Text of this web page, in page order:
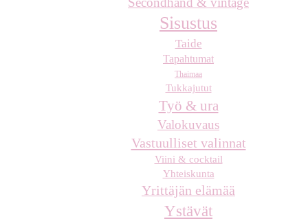
Sisustus
Taide
Tapahtumat
Thaimaa
Tukkajutut
Työ & ura
Valokuvaus
Vastuulliset valinnat
Viini & cocktail
Yhteiskunta
Yrittäjän elämää
Ystävät